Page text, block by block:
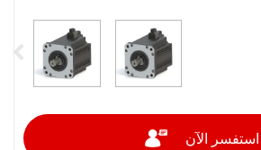
استفسر الآن